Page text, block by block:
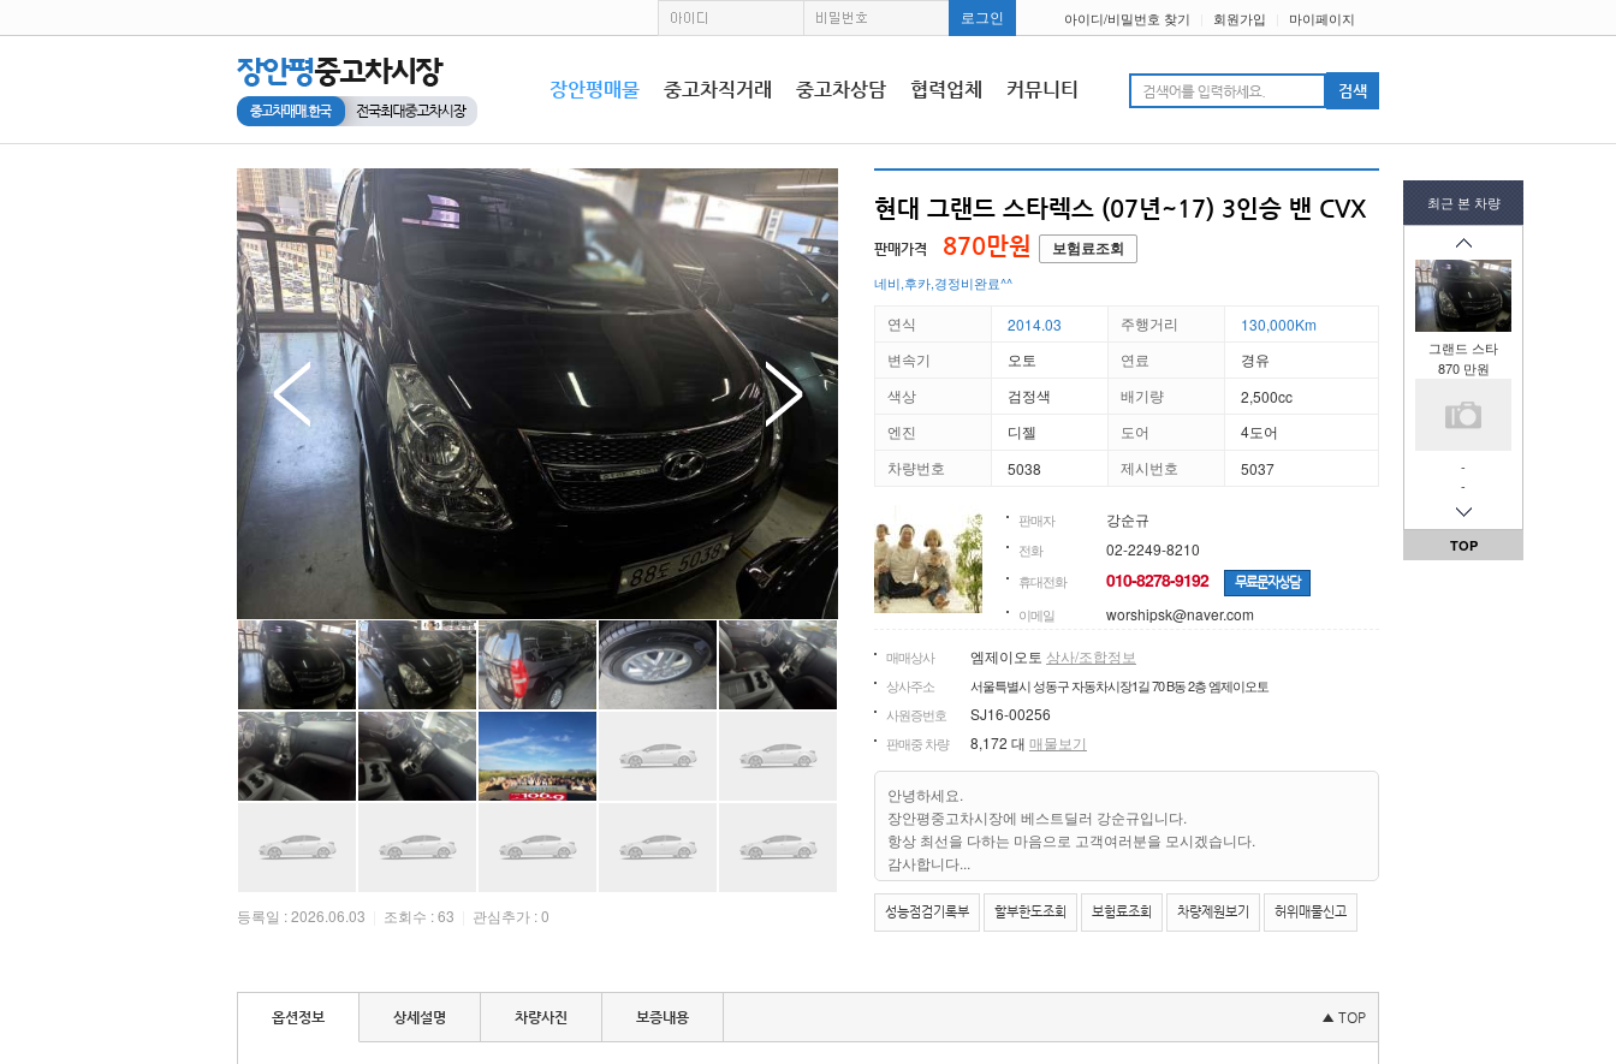
아이디/비밀번호 찾기 회원가입 마이페이지
장안평매물 중고차직거래 중고차상담 협력업체 커뮤니티
최근 본 차량
그랜드 스타
870 만원
-
-
TOP
등록일 : 2026.06.03 조회수 : 63 관심추가 : 0
현대 그랜드 스타렉스 (07년~17) 3인승 밴 CVX
판매가격 870만원 보험료조회
네비,후카,경정비완료^^
연식 2014.03 주행거리
130,000Km
변속기
오토 연료
경유
색상
검정색 배기량
2,500cc
엔진
디젤 도어
4도어
차량번호
5038 제시번호 5037
판매자 강순규
전화 02-2249-8210
휴대전화 010-8278-9192 무료문자상담
이메일 worshipsk@naver.com
매매상사 엠제이오토 상사/조합정보
상사주소
서울특별시 성동구 자동차시장1길 70 B동 2층 엠제이오토
사원증번호
SJ16-00256
판매중 차량 8,172 대 매물보기
안녕하세요.
장안평중고차시장에 베스트딜러 강순규입니다.
항상 최선을 다하는 마음으로 고객여러분을 모시겠습니다.
감사합니다...
성능점검기록부 할부한도조회 보험료조회 차량제원보기 허위매물신고
옵션정보 상세설명 차량사진 보증내용 ▲ TOP